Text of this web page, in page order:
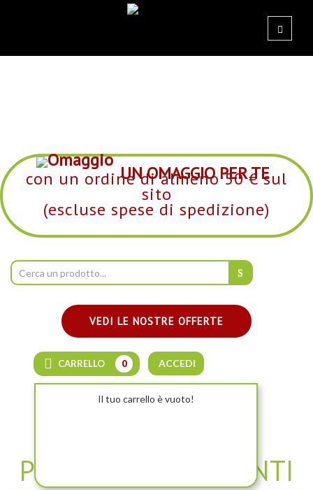
UN OMAGGIO PER TE
con un ordine di almeno 50 € sul
sito
(escluse spese di spedizione)
VEDI LE NOSTRE OFFERTE
CARRELLO 0
Il tuo carrello è vuoto!
ACCEDI
PIANTE GALLEGGIANTI